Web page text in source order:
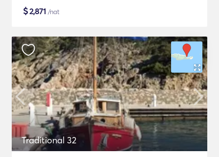
$2,871 /nat
Traditional 32